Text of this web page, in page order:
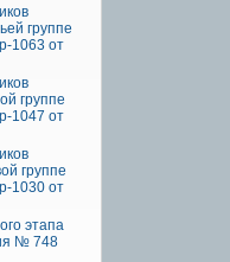
группе
1063 от
группе
1047 от
группе
1030 от
этапа
№ 748